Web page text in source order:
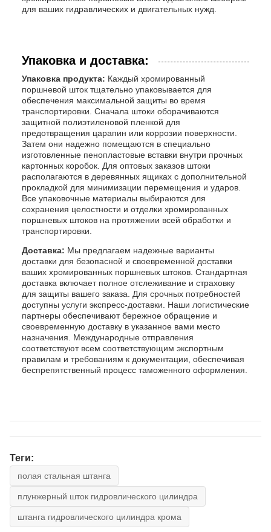
для ваших гидравлических и двигательных нужд.
Упаковка и доставка:
Упаковка продукта: Каждый хромированный
поршневой шток тщательно упаковывается для
обеспечения максимальной защиты во время
транспортировки. Сначала штоки оборачиваются
защитной полиэтиленовой пленкой для
предотвращения царапин или коррозии поверхности.
Затем они надежно помещаются в специально
изготовленные пенопластовые вставки внутри прочных
картонных коробок. Для оптовых заказов штоки
располагаются в деревянных ящиках с дополнительной
прокладкой для минимизации перемещения и ударов.
Все упаковочные материалы выбираются для
сохранения целостности и отделки хромированных
поршневых штоков на протяжении всей обработки и
транспортировки.
Доставка: Мы предлагаем надежные варианты
доставки для безопасной и своевременной доставки
ваших хромированных поршневых штоков. Стандартная
доставка включает полное отслеживание и страховку
для защиты вашего заказа. Для срочных потребностей
доступны услуги экспресс-доставки. Наши логистические
партнеры обеспечивают бережное обращение и
своевременную доставку в указанное вами место
назначения. Международные отправления
соответствуют всем соответствующим экспортным
правилам и требованиям к документации, обеспечивая
беспрепятственный процесс таможенного оформления.
Теги:
полая стальная штанга
плунжерный шток гидровлического цилиндра
штанга гидровлического цилиндра крома